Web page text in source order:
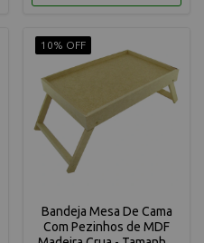
10% OFF
Bandeja Mesa De Cama
Com Pezinhos de MDF